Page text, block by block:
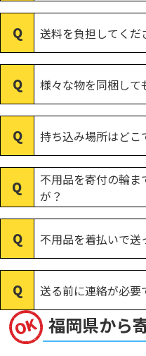
送料を負担してくだ
様々な物を同梱して
持ち込み場所はどこ
不用品を寄付の輪
が？
不用品を着払いで送
送る前に連絡が必要
福岡県から